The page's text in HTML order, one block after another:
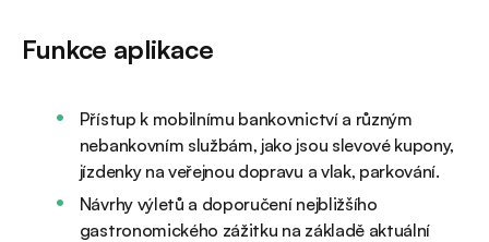
Funkce aplikace
Přístup k mobilnímu bankovnictví a různým
nebankovním službám, jako jsou slevové kupony,
jízdenky na veřejnou dopravu a vlak, parkování.
Návrhy výletů a doporučení nejbližšího
gastronomického zážitku na základě aktuální